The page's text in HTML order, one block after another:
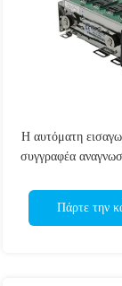
Η αυτόματη
συγγραφέα
Πάρτε την